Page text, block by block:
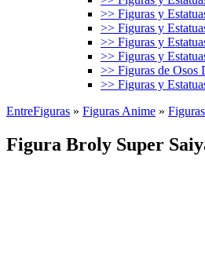
>> Figuras y
>> Figuras y
>> Figuras y
>> Figuras y
>> Figuras de Osos
>> Figuras y
EntreFiguras » Figuras Anime »
Figura Broly Super